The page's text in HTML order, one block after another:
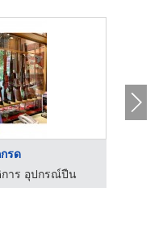
รด
าร อุปกรณ์ปืน